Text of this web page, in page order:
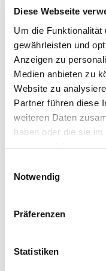
Diese Webseite
Um die
gewährleisten und
Anzeigen zu
Medien anbieten zu
Website zu
Partner führen diese
weiteren Daten
haben oder die sie
gesammelt haben.
Notwendig
Präferenzen
Statistiken
Preis reduziert von
UVP 3,49 € auf
2,29 €*
Flügelmutter-Set